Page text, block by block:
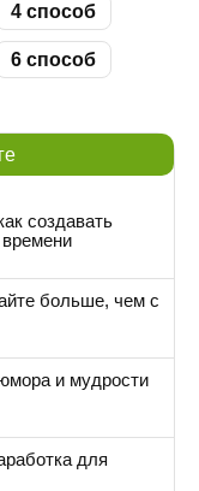
4 способ
6 способ
создавать
больше, чем с
и мудрости
для